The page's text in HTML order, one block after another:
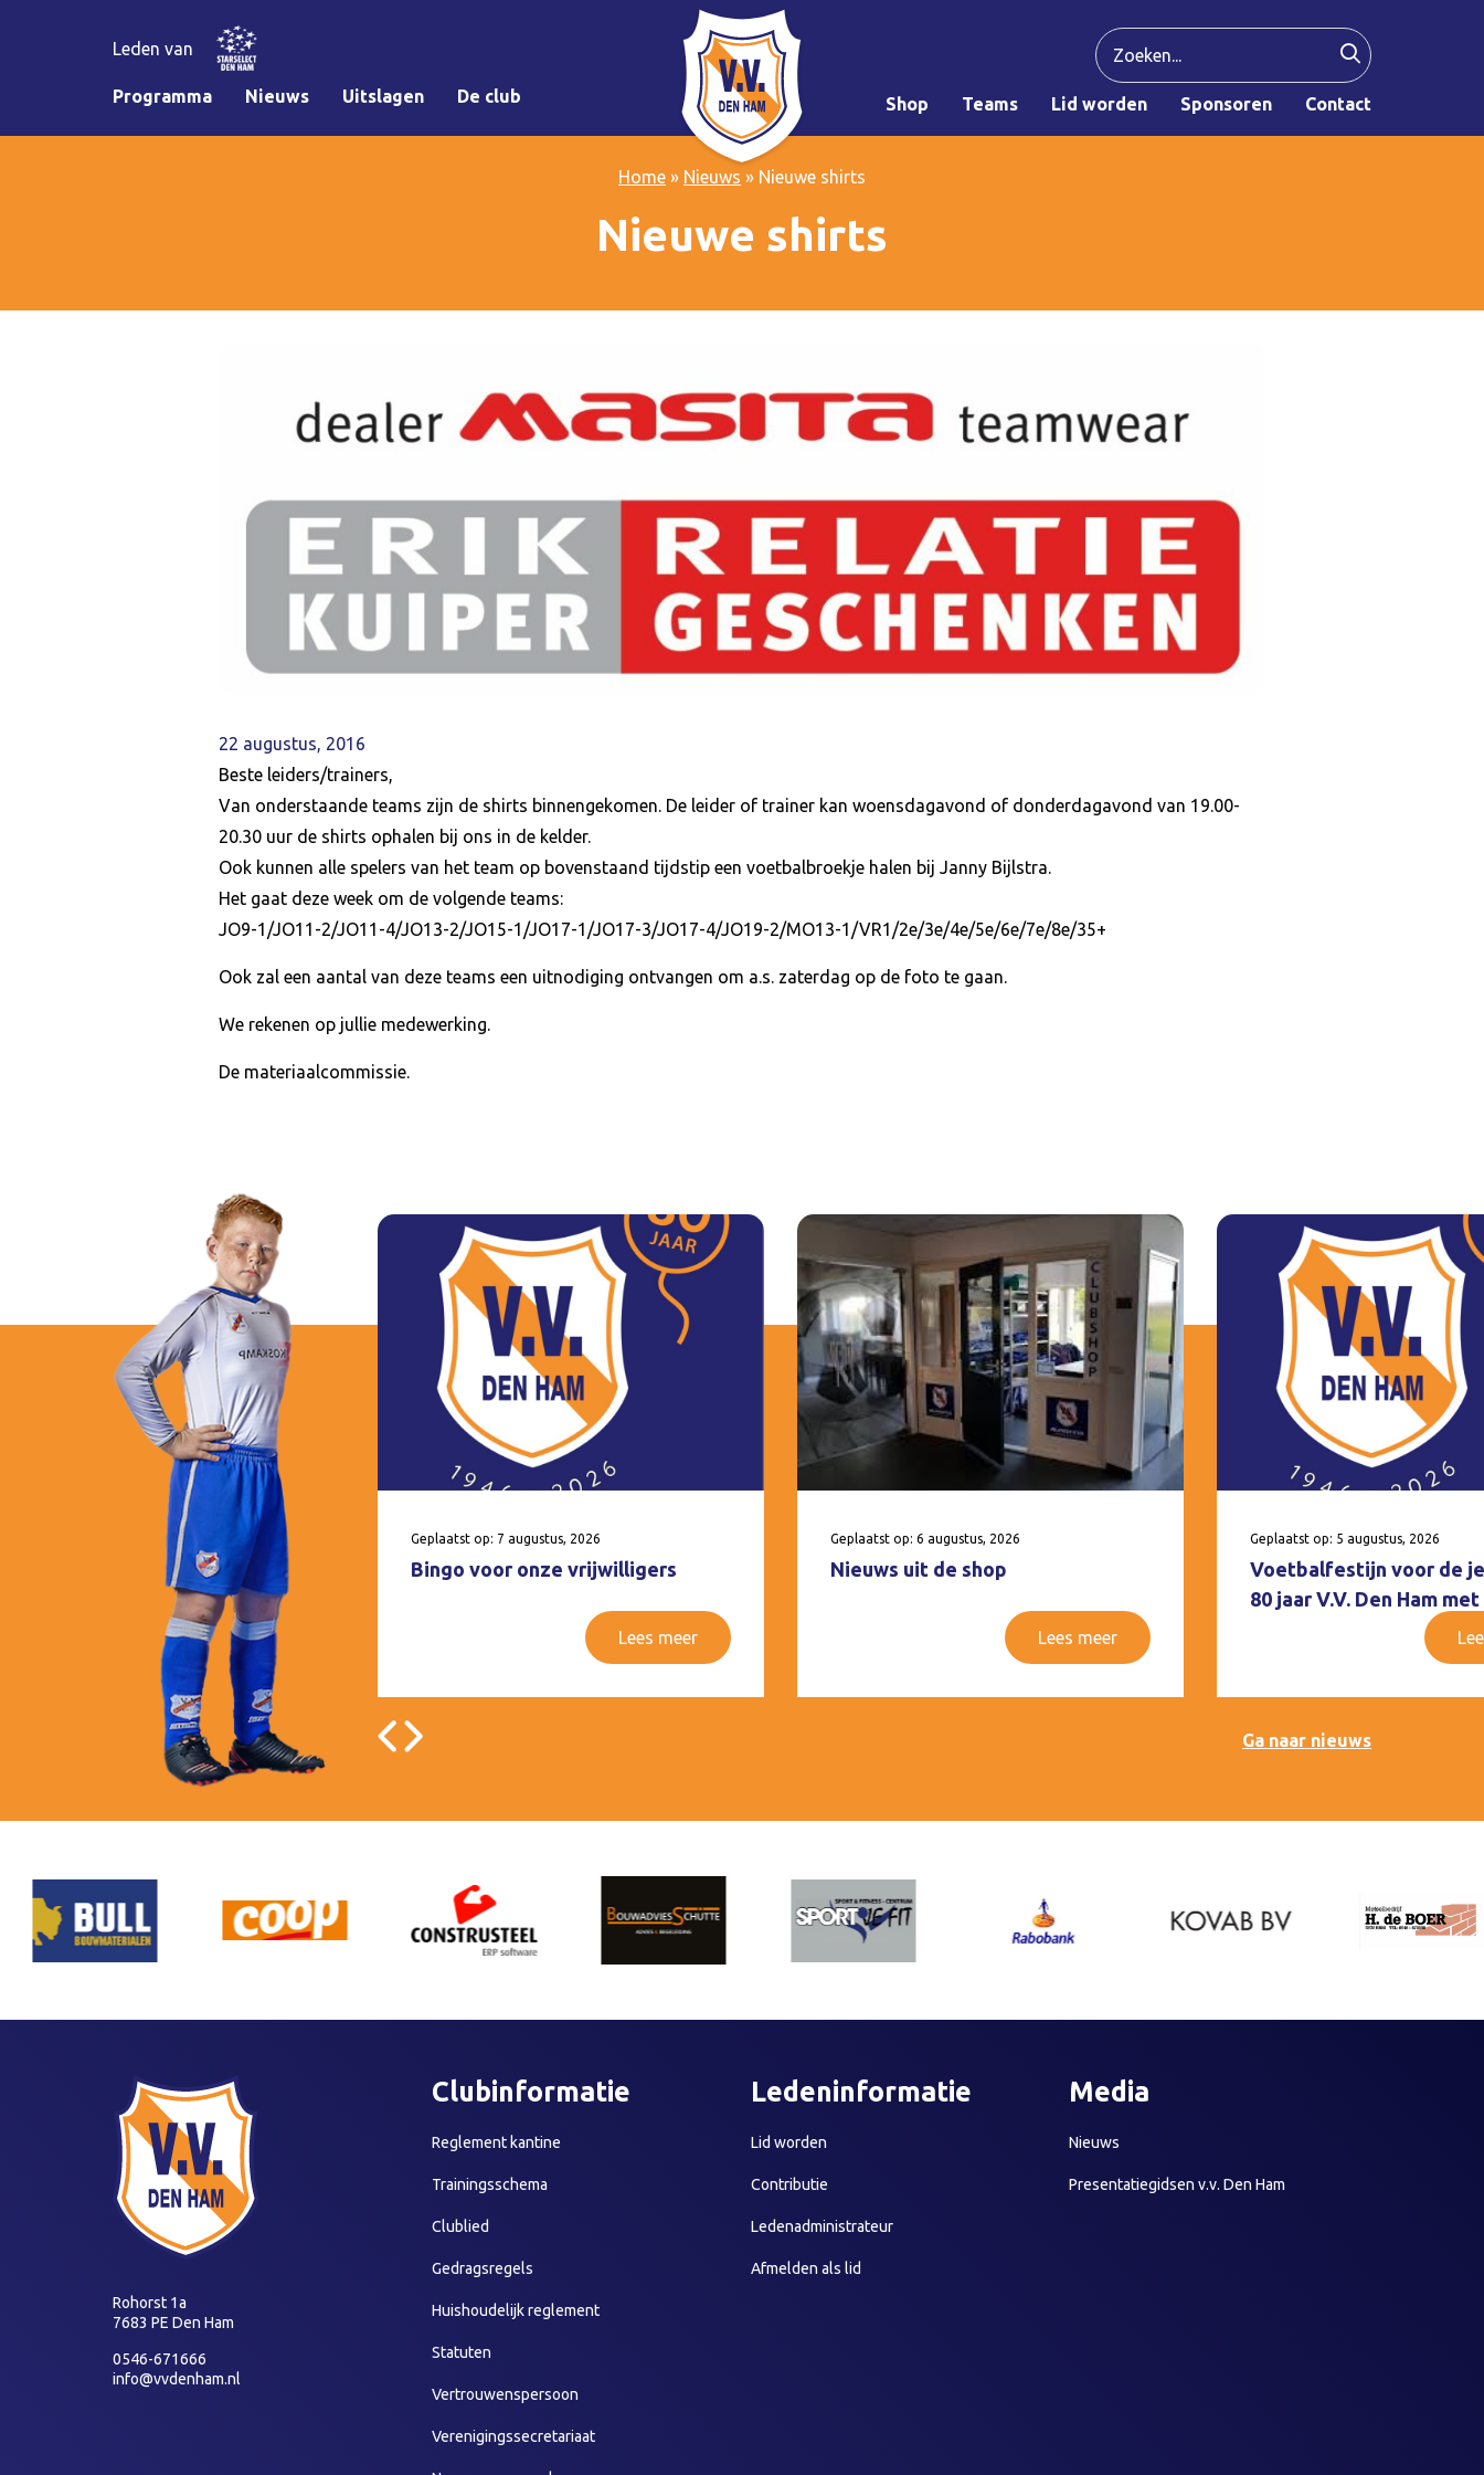
Leden van
Programma Nieuws Uitslagen De club Shop Teams Lid worden Sponsoren Contact
Home » Nieuws » Nieuwe shirts
Nieuwe shirts
22 augustus, 2016
Beste leiders/trainers,
Van onderstaande teams zijn de shirts binnengekomen. De leider of trainer kan woensdagavond of donderdagavond van 19.00-
20.30 uur de shirts ophalen bij ons in de kelder.
Ook kunnen alle spelers van het team op bovenstaand tijdstip een voetbalbroekje halen bij Janny Bijlstra.
Het gaat deze week om de volgende teams:
JO9-1/JO11-2/JO11-4/JO13-2/JO15-1/JO17-1/JO17-3/JO17-4/JO19-2/MO13-1/VR1/2e/3e/4e/5e/6e/7e/8e/35+
Ook zal een aantal van deze teams een uitnodiging ontvangen om a.s. zaterdag op de foto te gaan.
We rekenen op jullie medewerking.
De materiaalcommissie.
Geplaatst op: 7 augustus, 2026
Bingo voor onze vrijwilligers
Lees meer
Geplaatst op: 6 augustus, 2026
Nieuws uit de shop
Lees meer
Geplaatst op: 5 augustus, 2026
Voetbalfestijn voor de
80 jaar V.V. Den Ham
Ga naar nieuws
Rohorst 1a
7683 PE Den Ham
0546-671666
info@vvdenham.nl
Clubinformatie
Reglement kantine
Trainingsschema
Clublied
Gedragsregels
Huishoudelijk reglement
Statuten
Vertrouwenspersoon
Verenigingssecretariaat
Ledeninformatie
Lid worden
Contributie
Ledenadministrateur
Afmelden als lid
Media
Nieuws
Presentatiegidsen v.v. Den Ham